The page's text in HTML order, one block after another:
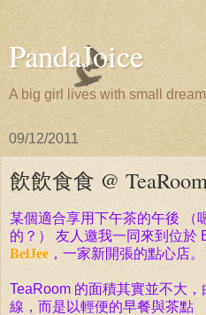
PandaJoice
A big girl lives with small
09/12/2011
飲飲食食 @
某個適合享用下午茶的午後 （
的？） 友人邀我一同來到位於
BelJee ，一家新開張的點心店。
TeaRoom 的面積其實並不大，
線，而是以輕便的早餐與茶點